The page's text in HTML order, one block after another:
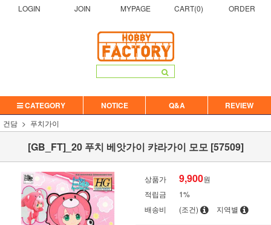
LOGIN JOIN MYPAGE CART(0) ORDER
CATEGORY NOTICE Q&A REVIEW
건담 푸치가이
[GB_FT]_20 푸치 베앗가이 캬라가이 모모 [57509]
상품가 9,900원
적립금
1%
배송비
(조건) 지역별